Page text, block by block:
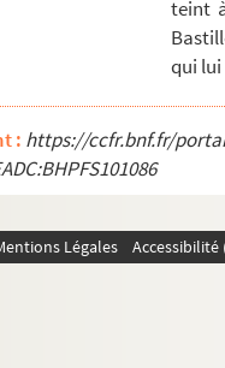
5285. Copie de la lettre
5290. Copie de la lettre
5292. Copie de la lettre
5297. Copie de la lettre
Copie de la lettre
Copie de la lettre
5301. Copie de la lettre
5310. Copie de la lettre
teint
qui
: https://ccfr.bnf.fr/
Légales